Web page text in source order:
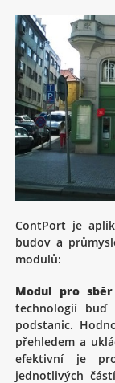
ContPort je
budov a
modulů:
Modul pro
technologií buď
podstanic.
přehledem a
efektivní je
jednotlivých